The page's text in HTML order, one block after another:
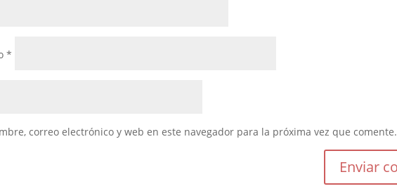
*
correo electrónico y web en este navegador para la próxima vez que comente.